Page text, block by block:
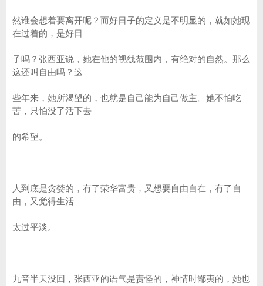
然谁会想着要离开呢？而好日子的定义是不明显的，就如她现
在过着的，是好日
子吗？张西亚说，她在他的视线范围内，有绝对的自然。那么
这还叫自由吗？这
些年来，她所渴望的，也就是自己能为自己做主。她不怕吃
苦，只怕没了活下去
的希望。
人到底是贪婪的，有了荣华富贵，又想要自由自在，有了自
由，又觉得生活
太过平淡。
九音半天没回，张西亚的语气是责怪的，神情时鄙夷的，她也